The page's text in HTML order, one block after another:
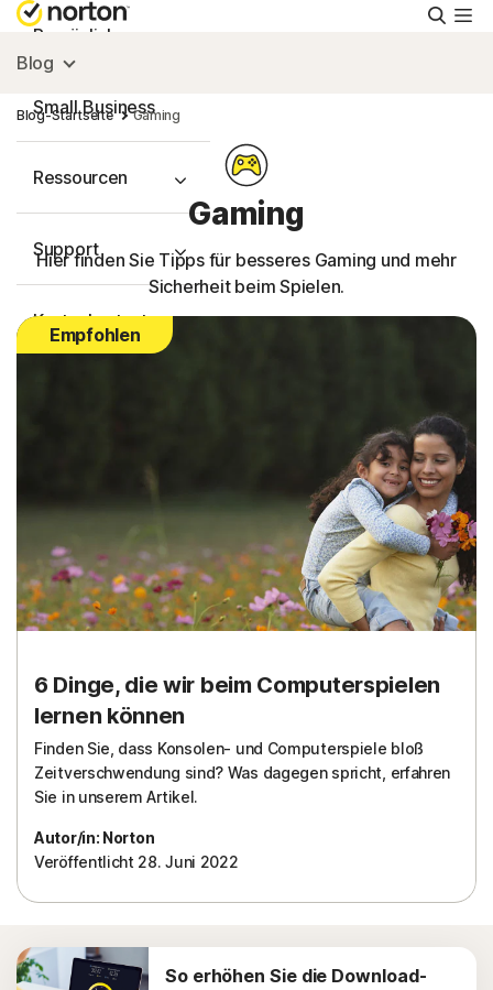
Persönlich
Small Business
Ressourcen
Support
Kostenlos testen
Blog
Blog-Startseite Gaming
Gaming
Hier finden Sie Tipps für besseres Gaming und mehr
Sicherheit beim Spielen.
Empfohlen
6 Dinge, die wir beim Computerspielen
lernen können
Finden Sie, dass Konsolen- und Computerspiele bloß
Zeitverschwendung sind? Was dagegen spricht, erfahren
Sie in unserem Artikel.
Autor/in: Norton
Veröffentlicht 28. Juni 2022
So erhöhen Sie die Download-